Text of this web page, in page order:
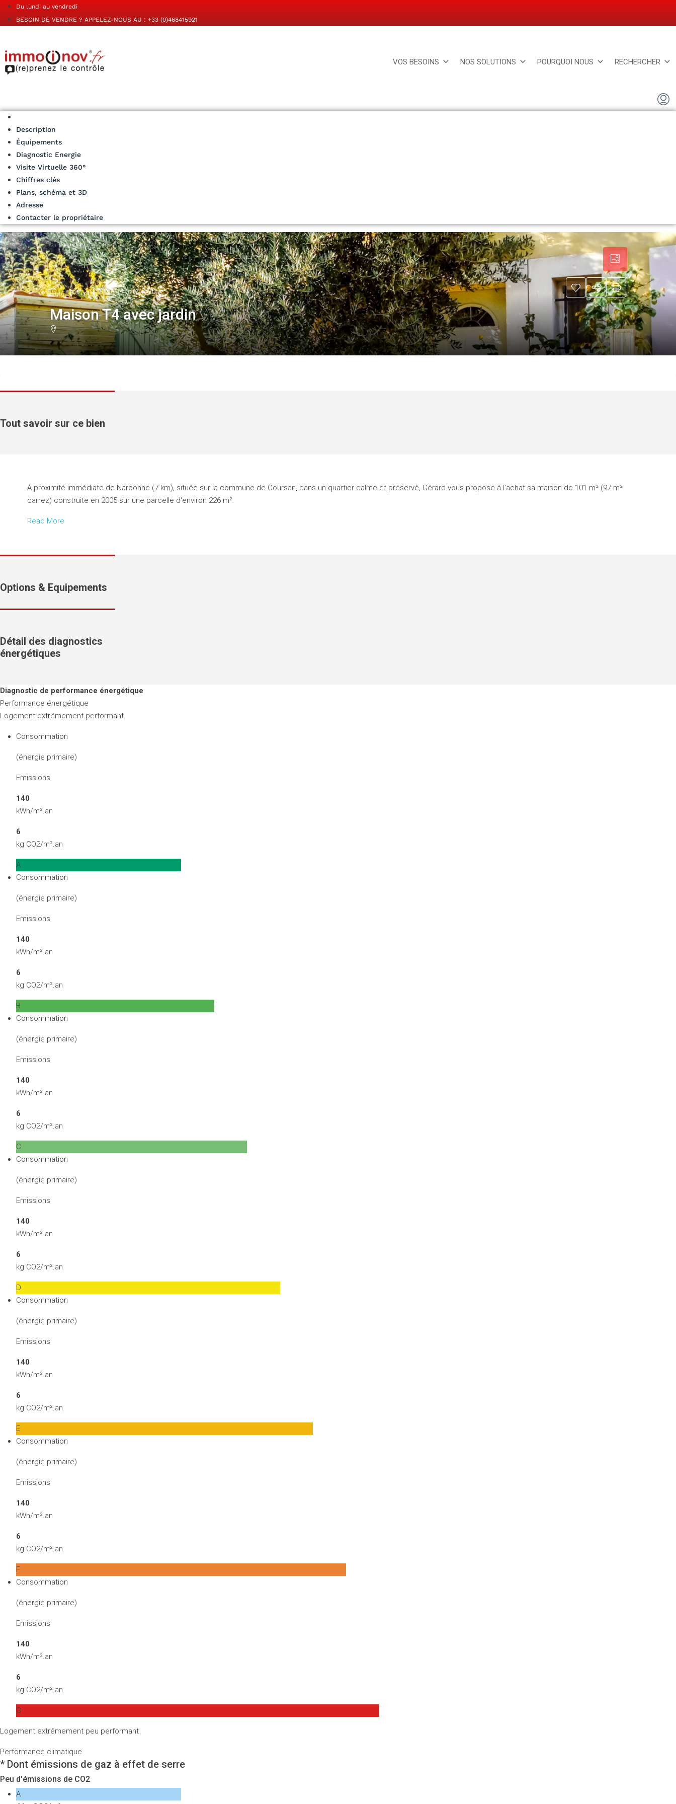
Du lundi au vendredi
BESOIN DE VENDRE ? APPELEZ-NOUS AU : +33 (0)468415921
VOS BESOINS NOS SOLUTIONS POURQUOI NOUS RECHERCHER
Description
Équipements
Diagnostic Energie
Visite Virtuelle 360°
Chiffres clés
Plans, schéma et 3D
Adresse
Contacter le propriétaire
Home Maison T4 avec jardin
Maison T4 avec jardin
Tout savoir sur ce bien
A proximité immédiate de Narbonne (7 km), située sur la commune de Coursan, dans un quartier calme et préservé, Gérard vous propose à l'achat sa maison de 101 m² (97 m²
carrez) construite en 2005 sur une parcelle d'environ 226 m².
Read More
Options & Equipements
Détail des diagnostics
énergétiques
Diagnostic de performance énergétique
Performance énergétique
Logement extrêmement performant
Consommation
(énergie primaire)
Emissions
140
kWh/m².an
6
kg CO2/m².an
A
Consommation
(énergie primaire)
Emissions
140
kWh/m².an
6
kg CO2/m².an
B
Consommation
(énergie primaire)
Emissions
140
kWh/m².an
6
kg CO2/m².an
C
Consommation
(énergie primaire)
Emissions
140
kWh/m².an
6
kg CO2/m².an
D
Consommation
(énergie primaire)
Emissions
140
kWh/m².an
6
kg CO2/m².an
E
Consommation
(énergie primaire)
Emissions
140
kWh/m².an
6
kg CO2/m².an
F
Consommation
(énergie primaire)
Emissions
140
kWh/m².an
6
kg CO2/m².an
G
Logement extrêmement peu performant
Performance climatique
* Dont émissions de gaz à effet de serre
Peu d'émissions de CO2
A